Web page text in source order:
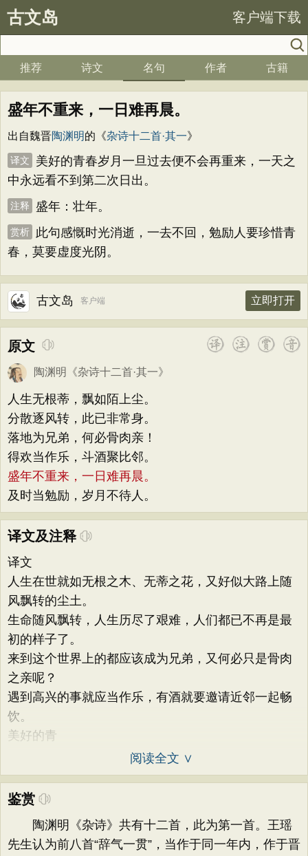
古文岛 客户端下载
推荐 诗文 名句 作者 古籍
盛年不重来，一日难再晨。
出自魏晋陶渊明的《杂诗十二首·其一》
译文
美好的青春岁月一旦过去便不会再重来，一天之
中永远看不到第二次日出。
注释 盛年：壮年。
赏析
此句感慨时光消逝，一去不回，勉励人要珍惜青
春，莫要虚度光阴。
古文岛 客户端 立即打开
原文
陶渊明 《杂诗十二首·其一》
人生无根蒂，飘如陌上尘。
分散逐风转，此已非常身。
落地为兄弟，何必骨肉亲！
得欢当作乐，斗酒聚比邻。
盛年不重来，一日难再晨。
及时当勉励，岁月不待人。
译文及注释
译文
人生在世就如无根之木、无蒂之花，又好似大路上随
风飘转的尘土。
生命随风飘转，人生历尽了艰难，人们都已不再是最
初的样子了。
来到这个世界上的都应该成为兄弟，又何必只是骨肉
之亲呢？
遇到高兴的事就应当作乐，有酒就要邀请近邻一起畅
饮。
美好的青
阅读全文 ∨
鉴赏
陶渊明《杂诗》共有十二首，此为第一首。王瑶
先生认为前八首“辞气一贯”，当作于同一年内，作于晋